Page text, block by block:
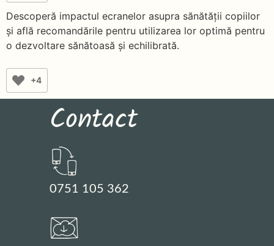
Descoperă impactul ecranelor asupra sănătății copiilor
și află recomandările pentru utilizarea lor optimă pentru
o dezvoltare sănătoasă și echilibrată.
+4
Contact
0751 105 362